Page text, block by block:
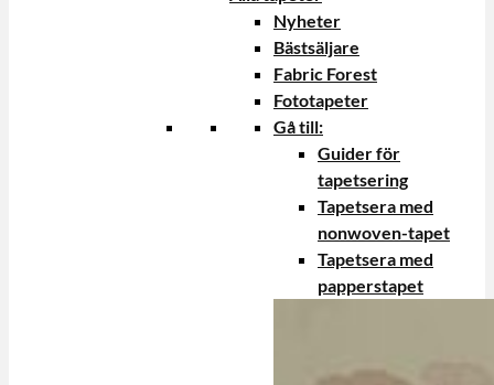
Nyheter
Bästsäljare
Fabric Forest
Fototapeter
Gå till:
Guider för
tapetsering
Tapetsera med
nonwoven-tapet
Tapetsera med
papperstapet